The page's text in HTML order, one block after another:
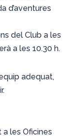
d’aventures
del Club a les
a les 10.30 h.
adequat,
a les Oficines